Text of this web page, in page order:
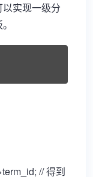
实现一级分
// 得到